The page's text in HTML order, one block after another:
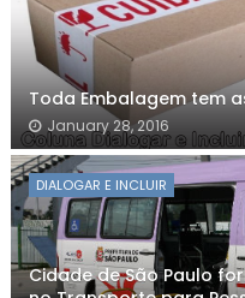
Toda Embalagem tem
January 28, 2016
DIALOGAR E INCLUIR
Cidade de São Paulo